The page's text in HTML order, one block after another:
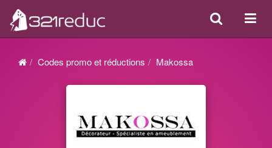
ou
Search
Codes promo et réductions Makossa